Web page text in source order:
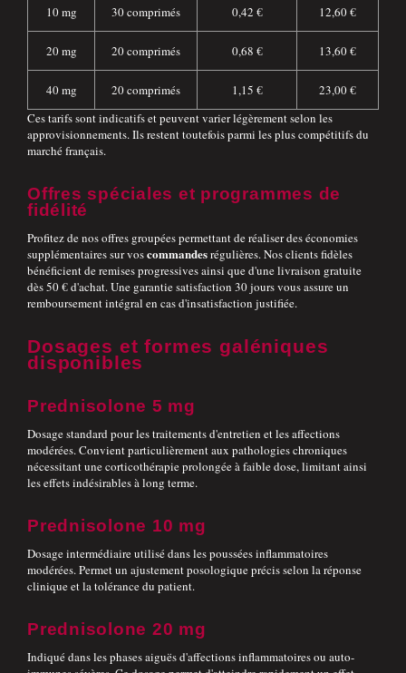
10 mg 30 comprimés 0,42 € 12,60 €
20 mg 20 comprimés 0,68 € 13,60 €
40 mg 20 comprimés 1,15 €
23,00 €
Ces tarifs sont indicatifs et peuvent varier légèrement selon les
approvisionnements. Ils restent toutefois parmi les plus compétitifs du
marché français.
Offres spéciales et programmes de
fidélité
Profitez de nos offres groupées permettant de réaliser des économies
supplémentaires sur voscommandesrégulières. Nos clients fidèles
bénéficient de remises progressives ainsi que d'une livraison gratuite
dès 50 € d'achat. Une garantie satisfaction 30 jours vous assure un
remboursement intégral en cas d'insatisfaction justifiée.
Dosages et formes galéniques
disponibles
Prednisolone 5 mg
Dosage standard pour les traitements d'entretien et les affections
modérées. Convient particulièrement aux pathologies chroniques
nécessitant une corticothérapie prolongée à faible dose, limitant ainsi
les effets indésirables à long terme.
Prednisolone 10 mg
Dosage intermédiaire utilisé dans les poussées inflammatoires
modérées. Permet un ajustement posologique précis selon la réponse
clinique et la tolérance du patient.
Prednisolone 20 mg
Indiqué dans les phases aiguës d'affections inflammatoires ou auto-